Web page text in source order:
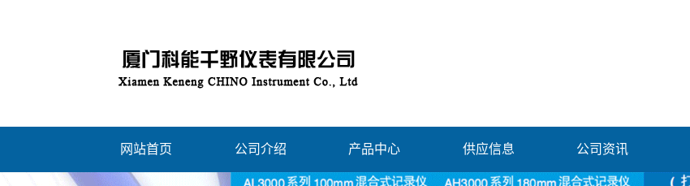
网站首页 公司介绍 产品中心 供应信息 公司资讯